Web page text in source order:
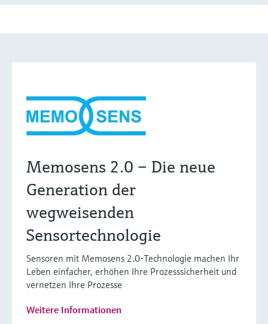
Memosens 2.0 – Die neue
Generation der
wegweisenden
Sensortechnologie
Sensoren mit Memosens 2.0-Technologie machen Ihr
Leben einfacher, erhöhen Ihre Prozesssicherheit und
vernetzen Ihre Prozesse
Weitere Informationen